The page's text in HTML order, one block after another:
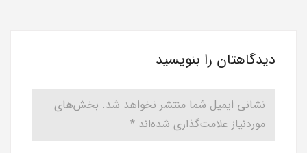
دیدگاهتان را بنویسید
نشانی ایمیل شما منتشر نخواهد شد. بخش‌های
موردنیاز علامت‌گذاری شده‌اند *